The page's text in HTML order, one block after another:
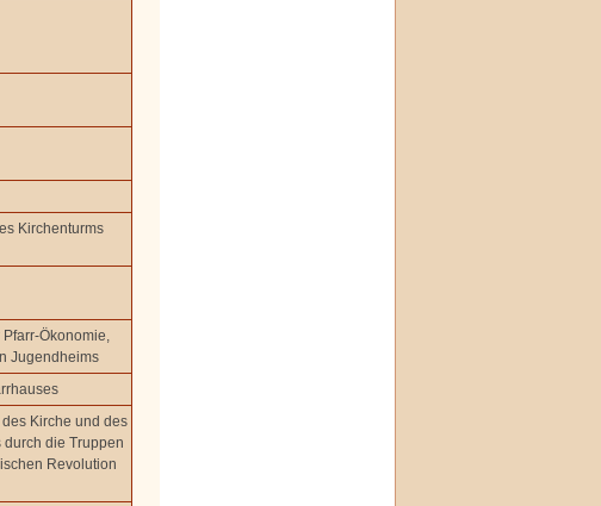
Kirchenturms
Ökonomie,
Jugendheims
Kirche und des
durch die Truppen
Revolution